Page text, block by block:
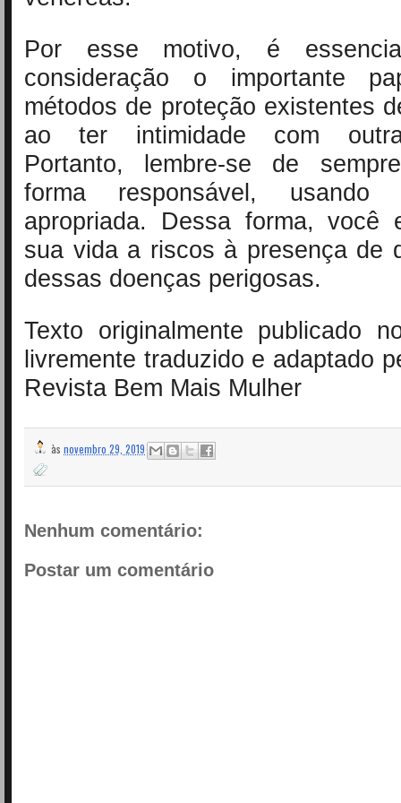
Por esse motivo, é
consideração o importante
métodos de proteção existentes
ao ter intimidade com
Portanto, lembre-se de
forma responsável, usando
apropriada. Dessa forma, você
sua vida a riscos à presença de
dessas doenças perigosas.
Texto originalmente publicado
livremente traduzido e adaptado
Revista Bem Mais Mulher
às novembro 29, 2019
Nenhum comentário:
Postar um comentário